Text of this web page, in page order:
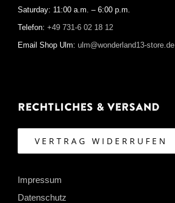
Saturday: 11:00 a.m. – 6:00 p.m.
Telefon: +49 731-6 02 18 12
Email Shop Ulm: ulm@wonderland13-store.de
Rechtliches & Versand
VERTRAG WIDERRUFEN
Impressum
Datenschutz